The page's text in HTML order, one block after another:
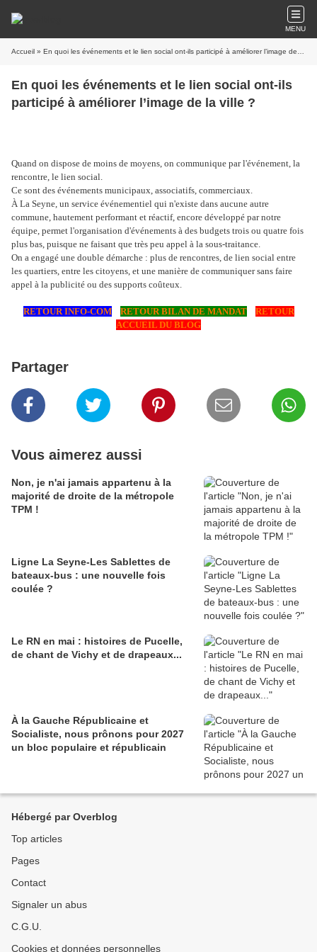
MENU
Accueil » En quoi les événements et le lien social ont-ils participé à améliorer l’image de la ville ?
En quoi les événements et le lien social ont-ils
participé à améliorer l’image de la ville ?
Quand on dispose de moins de moyens, on communique par l'événement, la
rencontre, le lien social.
Ce sont des événements municipaux, associatifs, commerciaux.
À La Seyne, un service événementiel qui n'existe dans aucune autre
commune, hautement performant et réactif, encore développé par notre
équipe, permet l'organisation d'événements à des budgets trois ou quatre fois
plus bas, puisque ne faisant que très peu appel à la sous-traitance.
On a engagé une double démarche : plus de rencontres, de lien social entre
les quartiers, entre les citoyens, et une manière de communiquer sans faire
appel à la publicité ou des supports coûteux.
RETOUR INFO-COM RETOUR BILAN DE MANDAT
RETOUR
ACCUEIL DU BLOG
Partager
Vous aimerez aussi
Non, je n'ai jamais appartenu à la
majorité de droite de la métropole
TPM !
Ligne La Seyne-Les Sablettes de
bateaux-bus : une nouvelle fois
coulée ?
Le RN en mai : histoires de Pucelle,
de chant de Vichy et de drapeaux...
À la Gauche Républicaine et
Socialiste, nous prônons pour 2027
un bloc populaire et républicain
Hébergé par Overblog
Top articles
Pages
Contact
Signaler un abus
C.G.U.
Cookies et données personnelles